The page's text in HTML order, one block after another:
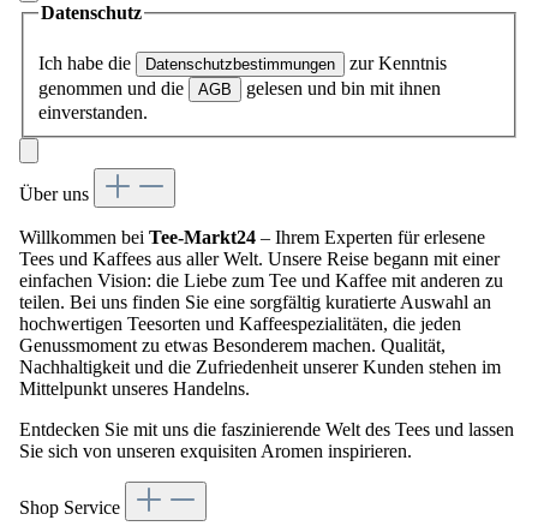
Datenschutz
Ich habe die Datenschutzbestimmungen
zur Kenntnis
genommen und die
AGB
gelesen und bin mit ihnen
einverstanden.
Über uns
Willkommen bei Tee-Markt24 – Ihrem Experten für erlesene
Tees und Kaffees aus aller Welt. Unsere Reise begann mit einer
einfachen Vision: die Liebe zum Tee und Kaffee mit anderen zu
teilen. Bei uns finden Sie eine sorgfältig kuratierte Auswahl an
hochwertigen Teesorten und Kaffeespezialitäten, die jeden
Genussmoment zu etwas Besonderem machen. Qualität,
Nachhaltigkeit und die Zufriedenheit unserer Kunden stehen im
Mittelpunkt unseres Handelns.
Entdecken Sie mit uns die faszinierende Welt des Tees und lassen
Sie sich von unseren exquisiten Aromen inspirieren.
Shop Service